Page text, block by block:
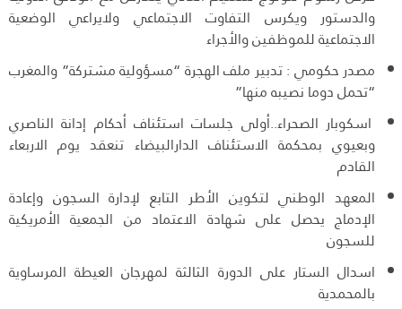
والدستور ويكرس التفاوت الاجتماعي ولايراعي الوضعية
الاجتماعية للموظفين والأجراء
مصدر حكومي : تدبير ملف الهجرة “مسؤولية مشتركة” والمغرب
“تحمل دوما نصيبه منها”
اسكوبار الصحراء..أولى جلسات استئناف أحكام إدانة الناصري
وبعيوي بمحكمة الاستئناف الدارالبيضاء تنعقد يوم الاربعاء
القادم
المعهد الوطني لتكوين الأطر التابع لإدارة السجون وإعادة
الإدماج يحصل على شهادة الاعتماد من الجمعية الأمريكية
للسجون
اسدال الستار على الدورة الثالثة لمهرجان العيطة المرساوية
بالمحمدية